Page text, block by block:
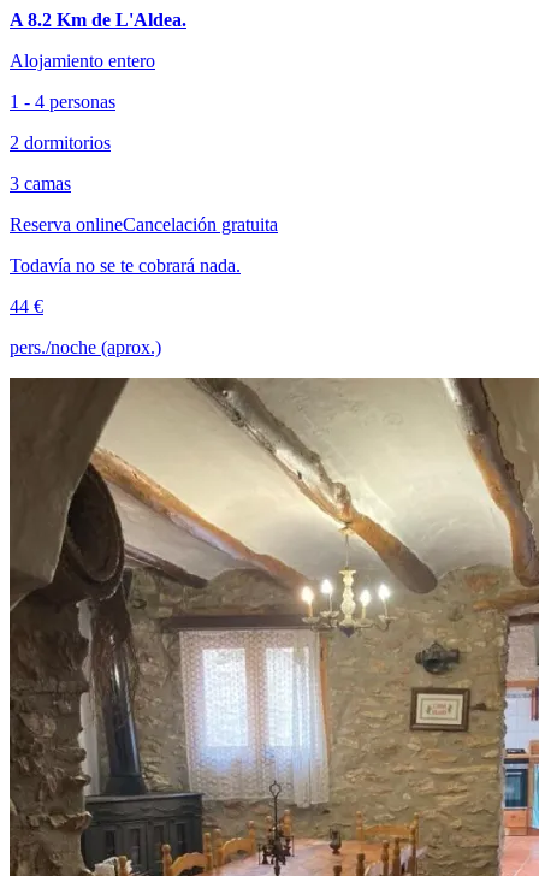
A 8.2 Km de L'Aldea.
Alojamiento entero
1 - 4 personas
2 dormitorios
3 camas
Reserva onlineCancelación gratuita
Todavía no se te cobrará nada.
44 €
pers./noche (aprox.)